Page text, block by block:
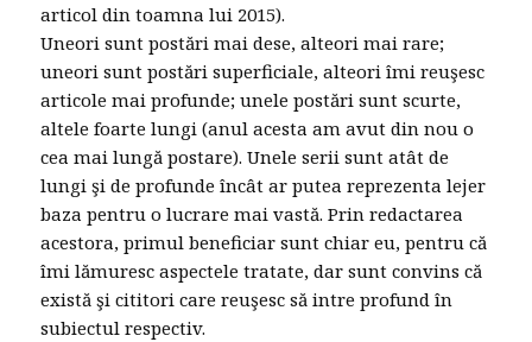
articol din toamna lui 2015).
Uneori sunt postări mai dese, alteori mai rare;
uneori sunt postări superficiale, alteori îmi reuşesc
articole mai profunde; unele postări sunt scurte,
altele foarte lungi (anul acesta am avut din nou o
cea mai lungă postare). Unele serii sunt atât de
lungi şi de profunde încât ar putea reprezenta lejer
baza pentru o lucrare mai vastă. Prin redactarea
acestora, primul beneficiar sunt chiar eu, pentru că
îmi lămuresc aspectele tratate, dar sunt convins că
există şi cititori care reuşesc să intre profund în
subiectul respectiv.